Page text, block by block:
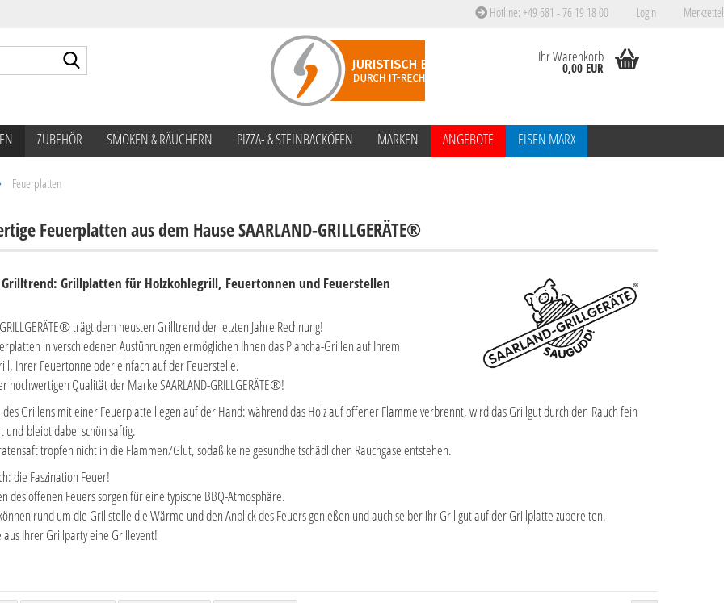
Hotline: +49 681 - 76 19 18 00 Login Merkzettel
Ihr Warenkorb
0,00 EUR
ZUBEHÖR SMOKEN & RÄUCHERN PIZZA- & STEINBACKÖFEN MARKEN ANGEBOTE EISEN MARX
Feuerplatten
Feuerplatten aus dem Hause SAARLAND-GRILLGERÄTE®
Grillplatten für Holzkohlegrill, Feuertonnen und Feuerstellen
trägt dem neusten Grilltrend der letzten Jahre Rechnung!
in verschiedenen Ausführungen ermöglichen Ihnen das Plancha-Grillen auf Ihrem
Ihrer Feuertonne oder einfach auf der Feuerstelle.
hochwertigen Qualität der Marke SAARLAND-GRILLGERÄTE®!
Grillens mit einer Feuerplatte liegen auf der Hand: während das Holz auf offener Flamme verbrennt, wird das Grillgut durch den Rauch fein
bleibt dabei schön saftig.
tropfen nicht in die Flammen/Glut, sodaß keine gesundheitschädlichen Rauchgase entstehen.
die Faszination Feuer!
des offenen Feuers sorgen für eine typische BBQ-Atmosphäre.
rund um die Grillstelle die Wärme und den Anblick des Feuers genießen und auch selber ihr Grillgut auf der Grillplatte zubereiten.
aus Ihrer Grillparty eine Grillevent!